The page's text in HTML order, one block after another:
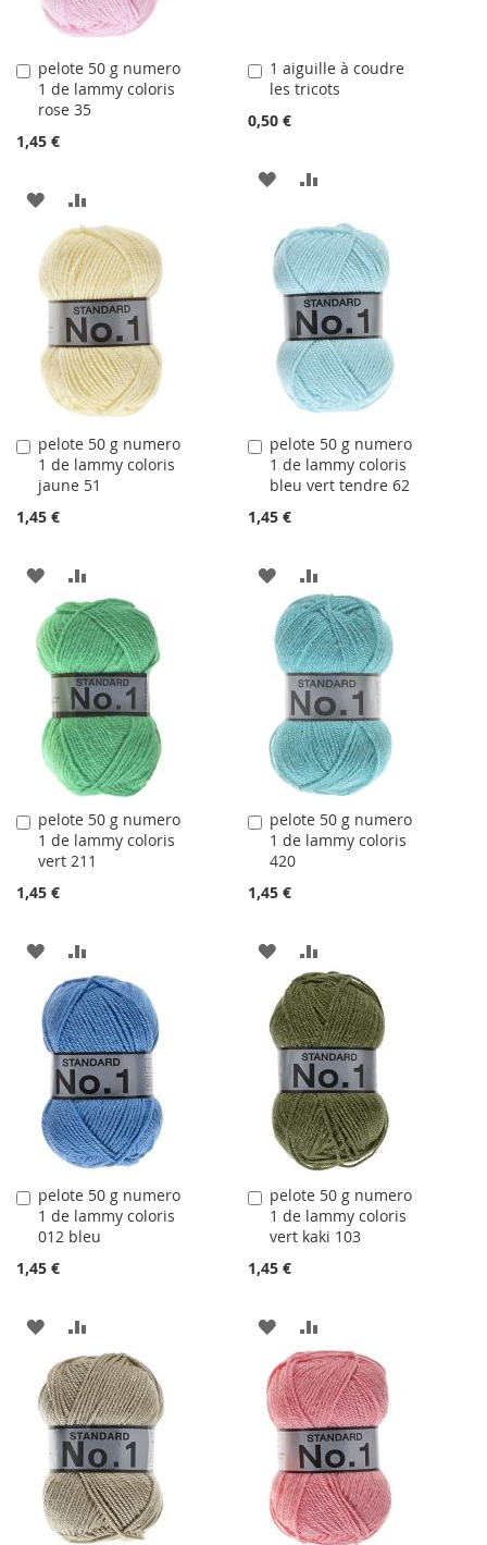
pelote 50 g numero
1 de lammy coloris
rose 35
1,45 €
Ajouter
au
panier
AJOUTER
À
LA
LISTE
D'ACHATS
AU
COMPARATEUR
1 aiguille à coudre
les tricots
0,50 €
Ajouter
au
panier
AJOUTER
LA
LISTE
D'ACHATS
COMPARATEUR
pelote 50 g numero
1 de lammy coloris
jaune 51
1,45 €
Ajouter
au
panier
AJOUTER
À
LA
LISTE
D'ACHATS
AU
COMPARATEUR
pelote 50 g numero
1 de lammy coloris
bleu vert tendre 62
1,45 €
Ajouter
au
panier
AJOUTER
À
LA
LISTE
D'ACHATS
AU
COMPARATEUR
pelote 50 g numero
1 de lammy coloris
vert 211
1,45 €
Ajouter
au
panier
AJOUTER
À
LA
LISTE
D'ACHATS
AU
COMPARATEUR
pelote 50 g numero
1 de lammy coloris
420
1,45 €
Ajouter
au
panier
AJOUTER
À
LA
LISTE
D'ACHATS
AU
COMPARATEUR
pelote 50 g numero
1 de lammy coloris
012 bleu
1,45 €
Ajouter
au
panier
AJOUTER
À
LA
LISTE
D'ACHATS
AU
COMPARATEUR
pelote 50 g numero
1 de lammy coloris
vert kaki 103
1,45 €
Ajouter
au
panier
AJOUTER
À
LA
LISTE
D'ACHATS
AU
COMPARATEUR